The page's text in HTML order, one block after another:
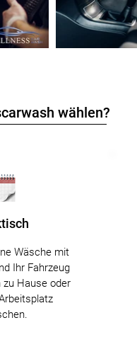
wählen?
Wäsche mit
Ihr Fahrzeug
zu Hause oder